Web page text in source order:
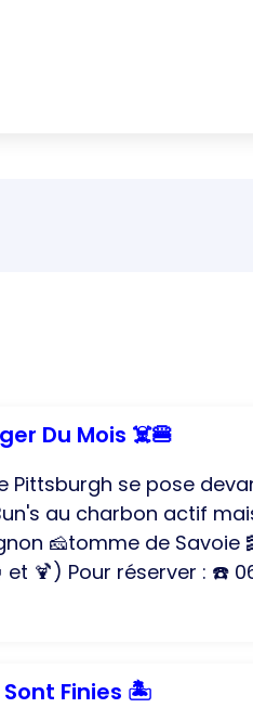
Du Mois ☠️🍔
Pittsburgh se pose
au charbon actif
🧀tomme de Savoie
🍹) Pour réserver : ☎️
Finies 🏝️